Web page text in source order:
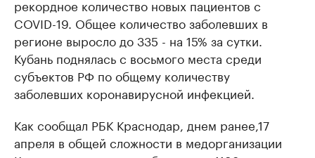
рекордное количество новых пациентов с
COVID-19. Общее количество заболевших в
регионе выросло до 335 - на 15% за сутки.
Кубань поднялась с восьмого места среди
субъектов РФ по общему количеству
заболевших коронавирусной инфекцией.
Как сообщал РБК Краснодар, днем ранее,17
апреля в общей сложности в медорганизации